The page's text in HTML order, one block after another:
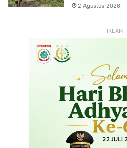
2 Agustus 2026
IKLAN